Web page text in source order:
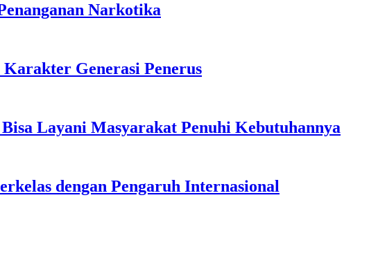
Narkotika
Generasi Penerus
Layani Masyarakat Penuhi Kebutuhannya
dengan Pengaruh Internasional